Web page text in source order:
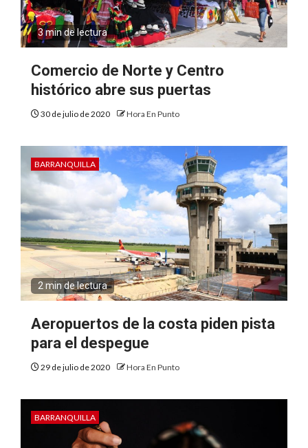
3 min de lectura
Comercio de Norte y Centro
histórico abre sus puertas
30 de julio de 2020 Hora En Punto
BARRANQUILLA
2 min de lectura
Aeropuertos de la costa piden pista
para el despegue
29 de julio de 2020 Hora En Punto
BARRANQUILLA